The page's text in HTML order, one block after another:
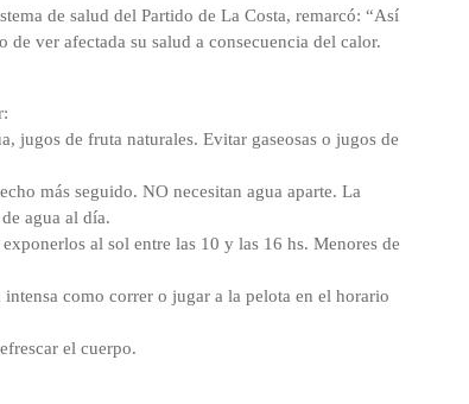
de salud del Partido de La Costa, remarcó: “Así
ver afectada su salud a consecuencia del calor.
jugos de fruta naturales. Evitar gaseosas o jugos de
más seguido. NO necesitan agua aparte. La
agua al día.
al sol entre las 10 y las 16 hs. Menores de
como correr o jugar a la pelota en el horario
el cuerpo.